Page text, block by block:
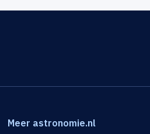
Meer astronomie.nl